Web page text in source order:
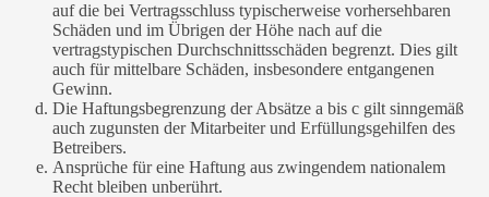
auf die bei Vertragsschluss typischerweise vorhersehbaren
Schäden und im Übrigen der Höhe nach auf die
vertragstypischen Durchschnittsschäden begrenzt. Dies gilt
auch für mittelbare Schäden, insbesondere entgangenen
Gewinn.
Die Haftungsbegrenzung der Absätze a bis c gilt sinngemäß
auch zugunsten der Mitarbeiter und Erfüllungsgehilfen des
Betreibers.
Ansprüche für eine Haftung aus zwingendem nationalem
Recht bleiben unberührt.